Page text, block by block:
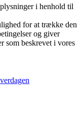
i henhold til
for at trække den
og giver
som beskrevet i vores